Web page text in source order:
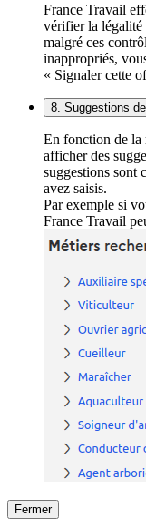
France Travail
vérifier la légalité
malgré ces
inappropriés,
« Signaler cette
8. Suggestions
En fonction de la
afficher des
suggestions sont
avez saisis.
Par exemple si
France Travail
Fermer